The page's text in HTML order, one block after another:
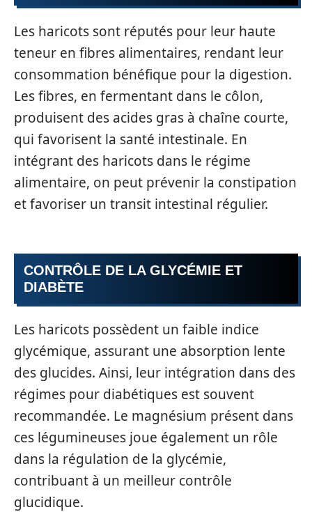
Les haricots sont réputés pour leur haute
teneur en fibres alimentaires, rendant leur
consommation bénéfique pour la digestion.
Les fibres, en fermentant dans le côlon,
produisent des acides gras à chaîne courte,
qui favorisent la santé intestinale. En
intégrant des haricots dans le régime
alimentaire, on peut prévenir la constipation
et favoriser un transit intestinal régulier.
CONTRÔLE DE LA GLYCÉMIE ET
DIABÈTE
Les haricots possèdent un faible indice
glycémique, assurant une absorption lente
des glucides. Ainsi, leur intégration dans des
régimes pour diabétiques est souvent
recommandée. Le magnésium présent dans
ces légumineuses joue également un rôle
dans la régulation de la glycémie,
contribuant à un meilleur contrôle
glucidique.